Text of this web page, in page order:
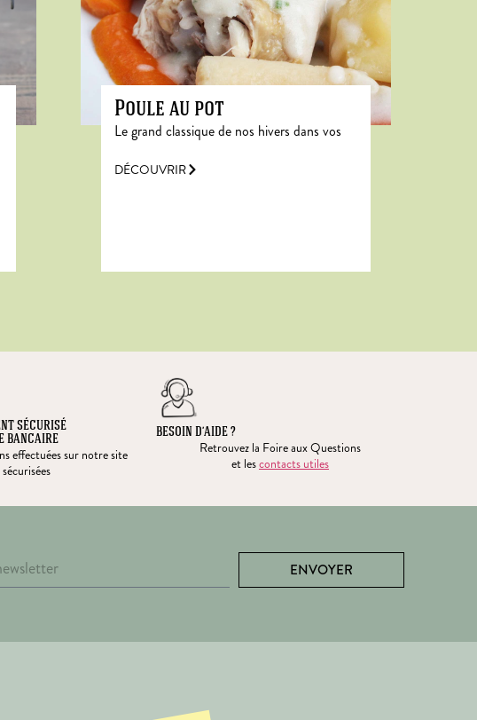
Poule au pot
Le grand classique de nos hivers dans vos
DÉCOUVRIR
SÉCURISÉ
BANCAIRE
effectuées sur notre site
BESOIN D’AIDE ?
Retrouvez la Foire aux Questions
et lescontacts utiles
ENVOYER